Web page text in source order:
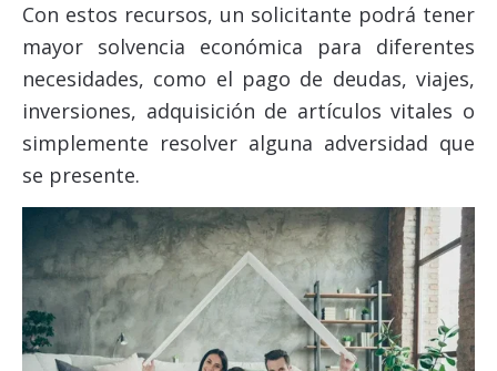
Con estos recursos, un solicitante podrá tener
mayor solvencia económica para diferentes
necesidades, como el pago de deudas, viajes,
inversiones, adquisición de artículos vitales o
simplemente resolver alguna adversidad que
se presente.